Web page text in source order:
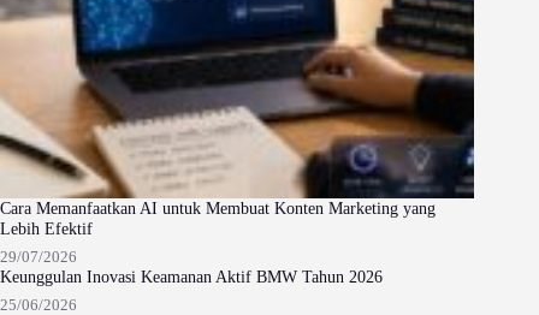
Cara Memanfaatkan AI untuk Membuat Konten Marketing yang
Lebih Efektif
29/07/2026
Keunggulan Inovasi Keamanan Aktif BMW Tahun 2026
25/06/2026